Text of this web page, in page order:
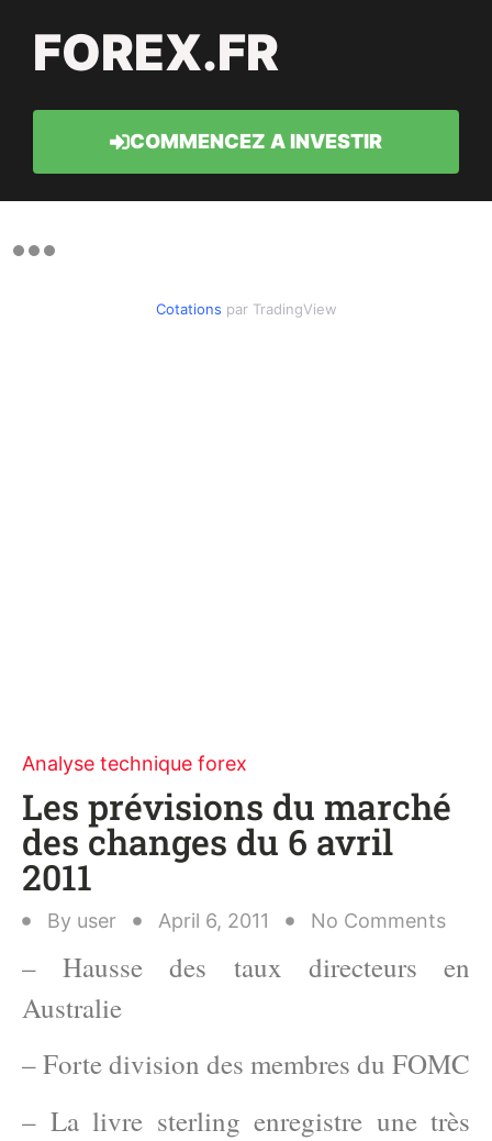
FOREX.FR
COMMENCEZ A INVESTIR
Cotations par TradingView
Analyse technique forex
Les prévisions du marché
des changes du 6 avril
2011
By user April 6, 2011 No Comments
– Hausse des taux directeurs en
Australie
– Forte division des membres du FOMC
– La livre sterling enregistre une très